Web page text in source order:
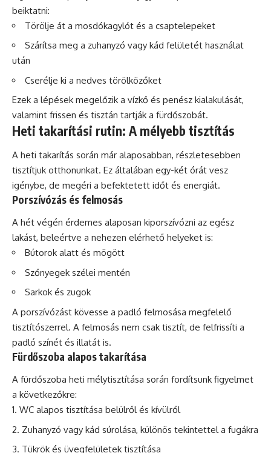
beiktatni:
Törölje át a mosdókagylót és a csaptelepeket
Szárítsa meg a zuhanyzó vagy kád felületét használat
után
Cserélje ki a nedves törölközőket
Ezek a lépések megelőzik a vízkő és penész kialakulását,
valamint frissen és tisztán tartják a fürdőszobát.
Heti takarítási rutin: A mélyebb tisztítás
A heti takarítás során már alaposabban, részletesebben
tisztítjuk otthonunkat. Ez általában egy-két órát vesz
igénybe, de megéri a befektetett időt és energiát.
Porszívózás és felmosás
A hét végén érdemes alaposan kiporszívózni az egész
lakást, beleértve a nehezen elérhető helyeket is:
Bútorok alatt és mögött
Szőnyegek szélei mentén
Sarkok és zugok
A porszívózást kövesse a padló felmosása megfelelő
tisztítószerrel. A felmosás nem csak tisztít, de felfrissíti a
padló színét és illatát is.
Fürdőszoba alapos takarítása
A fürdőszoba heti mélytisztítása során fordítsunk figyelmet
a következőkre:
WC alapos tisztítása belülről és kívülről
Zuhanyzó vagy kád súrolása, különös tekintettel a fugákra
Tükrök és üvegfelületek tisztítása